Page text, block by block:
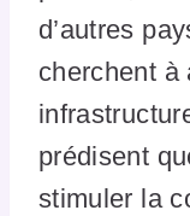
d’autres
cherchent à
prédisent
stimuler la